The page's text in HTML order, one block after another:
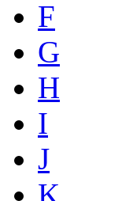
F
G
H
I
J
K